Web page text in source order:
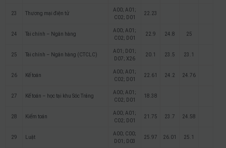
23 Thương mại điện tử
A00; A01;
C02; D01
22.23
24 Tài chính – Ngân hàng
A00; A01;
C02; D01
22.9 24.8 25
25 Tài chính – Ngân hàng (CTCLC)
A01; D01;
D07; X26
20.1 23.5 23.1
26 Kế toán
A00; A01;
C02; D01
22.61 24.2 24.76
27 Kế toán – học tại khu Sóc Trăng
A00; A01;
C02; D01
18.38
28 Kiểm toán
A00; A01;
C02; D01
21.75 23.7 24.58
29 Luật
A00; C00;
D01; D03
25.97 26.01 25.1